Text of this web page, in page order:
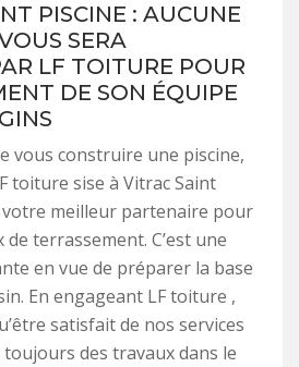
PISCINE : AUCUNE
SERA
LF TOITURE POUR
DE SON ÉQUIPE
vous construire une piscine,
toiture sise à Vitrac Saint
meilleur partenaire pour
terrassement. C’est une
en vue de préparer la base
En engageant LF toiture ,
satisfait de nos services
des travaux dans le